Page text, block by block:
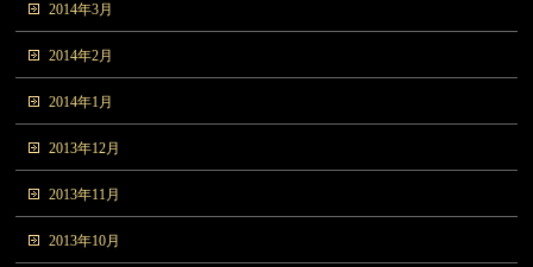
2014年3月
2014年2月
2014年1月
2013年12月
2013年11月
2013年10月